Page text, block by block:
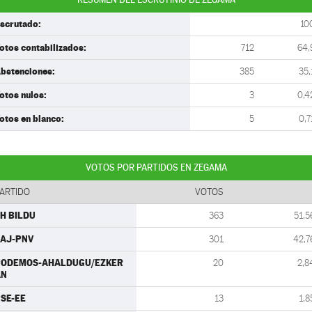
contabilizados: 712
385
nulos: 3
en blanco: 5
VOTOS POR PARTIDOS EN ZEGAMA
VOTOS
BILDU 363
PNV 301
AHALDUGU/EZKER
20
EE 13